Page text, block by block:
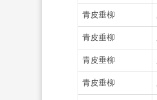
青皮垂柳
青皮垂柳
青皮垂柳
青皮垂柳